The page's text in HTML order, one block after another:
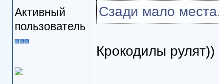
Активный
пользователь
Сзади мало
Крокодилы рулят))